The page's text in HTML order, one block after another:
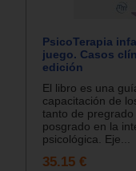
PsicoTerapia
juego. Casos
edición
El libro es una
capacitación de
tanto de
posgrado en la
psicológica. Eje...
35.15 €